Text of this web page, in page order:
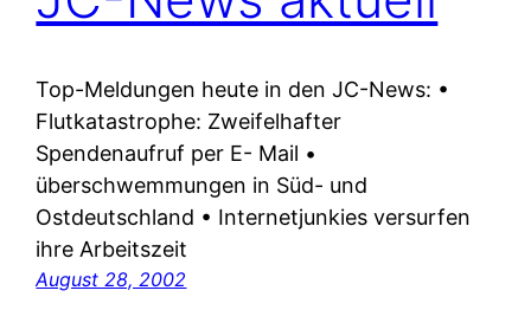
Top-Meldungen heute in den JC-News: •
Flutkatastrophe: Zweifelhafter
Spendenaufruf per E- Mail •
überschwemmungen in Süd- und
Ostdeutschland • Internetjunkies versurfen
ihre Arbeitszeit
August 28, 2002